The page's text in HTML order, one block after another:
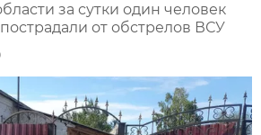
за сутки один человек
от обстрелов ВСУ